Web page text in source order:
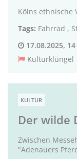
Kölns ethnische
Tags: Fahrrad ,
17.08.2025,
Kulturklüngel
KULTUR
Der wilde
Zwischen
"Adenauers